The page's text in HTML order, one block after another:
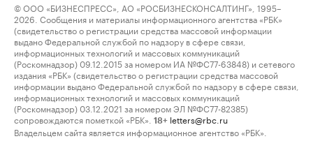
© ООО «БИЗНЕСПРЕСС», АО «РОСБИЗНЕСКОНСАЛТИНГ», 1995–
2026. Сообщения и материалы информационного агентства «РБК»
(свидетельство о регистрации средства массовой информации
выдано Федеральной службой по надзору в сфере связи,
информационных технологий и массовых коммуникаций
(Роскомнадзор) 09.12.2015 за номером ИА №ФС77-63848) и сетевого
издания «РБК» (свидетельство о регистрации средства массовой
информации выдано Федеральной службой по надзору в сфере связи,
информационных технологий и массовых коммуникаций
(Роскомнадзор) 03.12.2021 за номером ЭЛ №ФС77-82385)
сопровождаются пометкой «РБК».
18+ letters@rbc.ru
Владельцем сайта является информационное агентство «РБК».